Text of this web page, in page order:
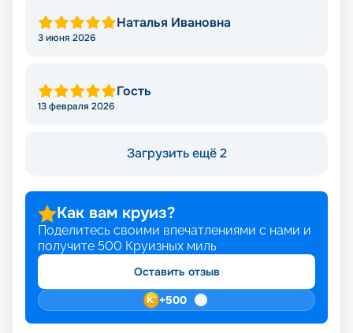
Наталья Ивановна
3 июня 2026
Гость
13 февраля 2026
Загрузить ещё 2
Как вам круиз?
Поделитесь своими впечатлениями с нами и
получите 500 Круизных миль
Оставить отзыв
+500